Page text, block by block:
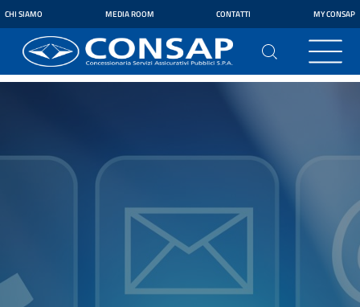
CHI SIAMO MEDIA ROOM CONTATTI MY CONSAP